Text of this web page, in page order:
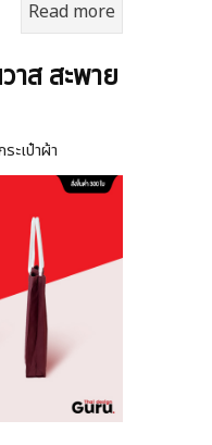
Read more
าส สะพาย
ะเป๋าผ้า